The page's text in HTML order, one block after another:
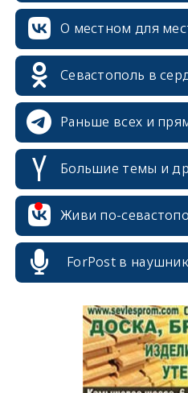
О местном для
Севастополь в
Раньше всех и
Большие темы и
Живи по-
ForPost в